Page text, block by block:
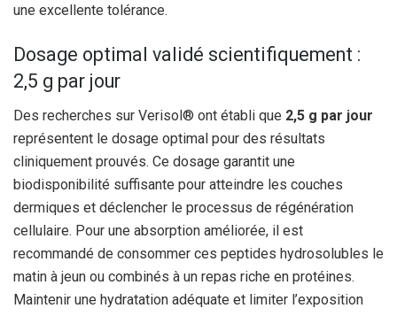
une excellente tolérance.
Dosage optimal validé scientifiquement :
2,5 g par jour
Des recherches sur Verisol® ont établi que 2,5 g par jour
représentent le dosage optimal pour des résultats
cliniquement prouvés. Ce dosage garantit une
biodisponibilité suffisante pour atteindre les couches
dermiques et déclencher le processus de régénération
cellulaire. Pour une absorption améliorée, il est
recommandé de consommer ces peptides hydrosolubles le
matin à jeun ou combinés à un repas riche en protéines.
Maintenir une hydratation adéquate et limiter l’exposition